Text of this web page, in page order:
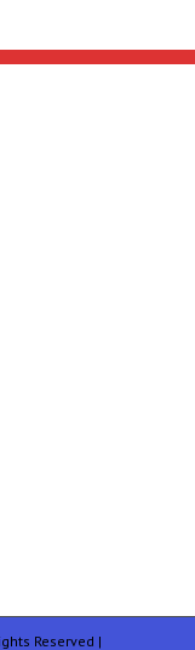
Reserved |